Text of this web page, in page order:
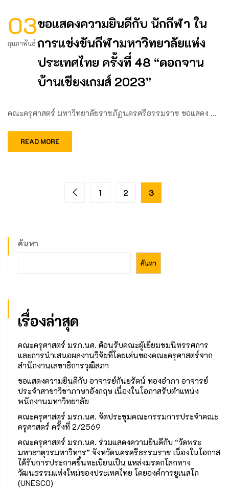
03
กุมภาพันธ์
ขอแสดงความยินดีกับ นักกีฬา ใน
การแข่งขันกีฬามหาวิทยาลัยแห่ง
ประเทศไทย ครั้งที่ 48 “ดอกจาน
บ้านเชียงเกมส์ 2023”
คณะครุศาสตร์ มหาวิทยาลัยราชภัฏนครศรีธรรมราช ขอแสดง …
READ MORE
1 2 3
ค้นหา
ค้นหา
เรื่องล่าสุด
คณะครุศาสตร์ มรภ.นศ. ต้อนรับคณะผู้เยี่ยมชมนิทรรศการ
และการนำเสนอผลงานวิจัยที่โดยเด่นของคณะครุศาสตร์จาก
สำนักงานเลขาธิการวุฒิสภา
ขอแสดงความยินดีกับ อาจารย์กันยรัตน์ ทองอำภา อาจารย์
ประจำสาขาวิชาภาษาอังกฤษ เนื่องในโอกาสรับตำแหน่ง
พนักงานมหาวิทยาลัย
คณะครุศาสตร์ มรภ.นศ. จัดประชุมคณะกรรมการประจำคณะ
ครุศาสตร์ ครั้งที่ 2/2569
คณะครุศาสตร์ มรภ.นศ. ร่วมแสดงความยินดีกับ “วัดพระ
มหาธาตุวรมหาวิหาร” จังหวัดนครศรีธรรมราช เนื่องในโอกาส
ได้รับการประกาศขึ้นทะเบียนเป็น แหล่งมรดกโลกทาง
วัฒนธรรมแห่งใหม่ของประเทศไทย โดยองค์การยูเนสโก
(UNESCO)